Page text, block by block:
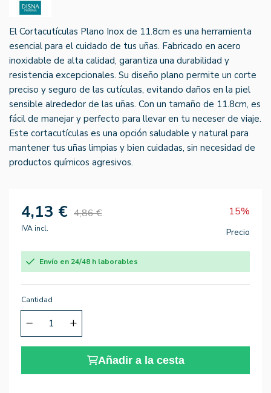
El Cortacutículas Plano Inox de 11.8cm es una herramienta
esencial para el cuidado de tus uñas. Fabricado en acero
inoxidable de alta calidad, garantiza una durabilidad y
resistencia excepcionales. Su diseño plano permite un corte
preciso y seguro de las cutículas, evitando daños en la piel
sensible alrededor de las uñas. Con un tamaño de 11.8cm, es
fácil de manejar y perfecto para llevar en tu neceser de viaje.
Este cortacutículas es una opción saludable y natural para
mantener tus uñas limpias y bien cuidadas, sin necesidad de
productos químicos agresivos.
4,13 € 4,86 € 15%
IVA incl. Precio
Envío en 24/48 h laborables
Cantidad
Añadir a la cesta